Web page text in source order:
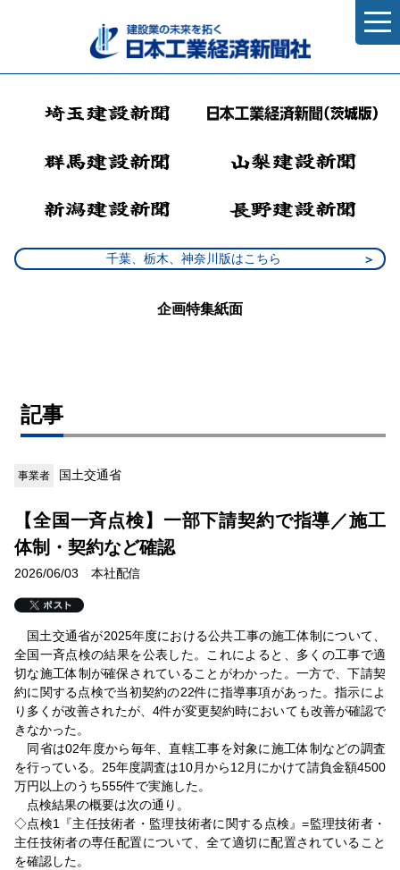
千葉、栃木、神奈川版はこちら
企画特集紙面
記事
事業者 国土交通省
【全国一斉点検】一部下請契約で指導／施工
体制・契約など確認
2026/06/03 本社配信
国土交通省が2025年度における公共工事の施工体制について、
全国一斉点検の結果を公表した。これによると、多くの工事で適
切な施工体制が確保されていることがわかった。一方で、下請契
約に関する点検で当初契約の22件に指導事項があった。指示によ
り多くが改善されたが、4件が変更契約時においても改善が確認で
きなかった。
同省は02年度から毎年、直轄工事を対象に施工体制などの調査
を行っている。25年度調査は10月から12月にかけて請負金額4500
万円以上のうち555件で実施した。
点検結果の概要は次の通り。
◇点検1『主任技術者・監理技術者に関する点検』=監理技術者・
主任技術者の専任配置について、全て適切に配置されていること
を確認した。